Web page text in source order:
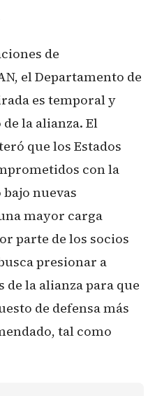
de
el Departamento de
es temporal y
la alianza. El
que los Estados
con la
nuevas
mayor carga
parte de los socios
presionar a
la alianza para que
de defensa más
tal como